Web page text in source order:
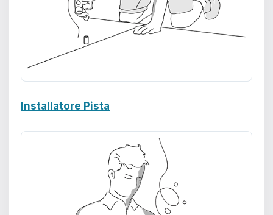
Installatore Pista